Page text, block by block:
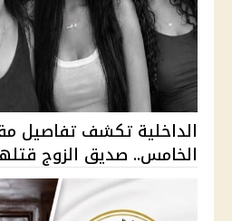
الداخلية تكشف تفاصيل
الخامس.. صديق الزوج